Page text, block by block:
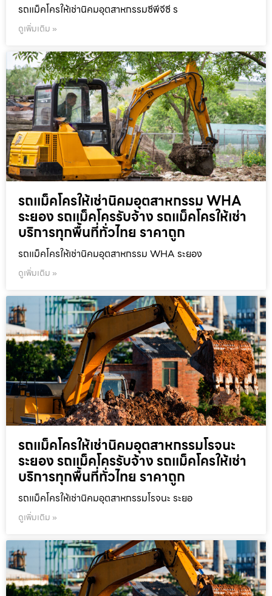
รถแม็คโครให้เช่านิคมอุตสาหกรรมซีพีจีซี ร
ดูเพิ่มเติม »
รถแม็คโครให้เช่านิคมอุตสาหกรรม WHA
ระยอง รถแม็คโครรับจ้าง รถแม็คโครให้เช่า
บริการทุกพื้นที่ทั่วไทย ราคาถูก
รถแม็คโครให้เช่านิคมอุตสาหกรรม WHA ระยอง
ดูเพิ่มเติม »
รถแม็คโครให้เช่านิคมอุตสาหกรรมโรจนะ
ระยอง รถแม็คโครรับจ้าง รถแม็คโครให้เช่า
บริการทุกพื้นที่ทั่วไทย ราคาถูก
รถแม็คโครให้เช่านิคมอุตสาหกรรมโรจนะ ระยอ
ดูเพิ่มเติม »